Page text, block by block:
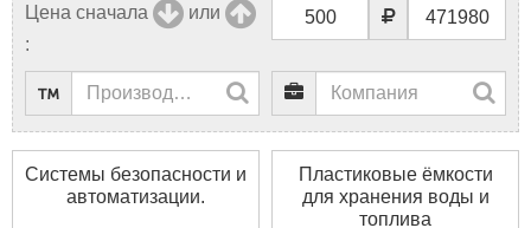
Цена сначала
или
:
Системы безопасности и
автоматизации.
Пластиковые ёмкости
для хранения воды и
топлива